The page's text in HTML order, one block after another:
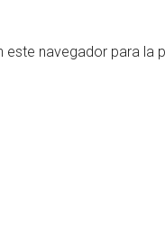
navegador para la